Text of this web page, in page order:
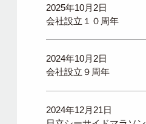
2025年10月2日
会社設立１０周年
2024年10月2日
会社設立９周年
2024年12月21日